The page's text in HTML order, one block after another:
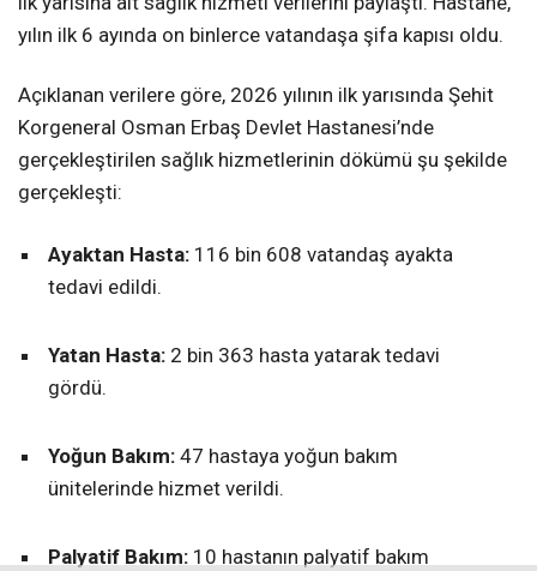
yılın ilk 6 ayında on binlerce vatandaşa şifa kapısı oldu.
Açıklanan verilere göre, 2026 yılının ilk yarısında Şehit
Korgeneral Osman Erbaş Devlet Hastanesi’nde
gerçekleştirilen sağlık hizmetlerinin dökümü şu şekilde
gerçekleşti:
Ayaktan Hasta: 116 bin 608 vatandaş ayakta
tedavi edildi.
Yatan Hasta: 2 bin 363 hasta yatarak tedavi
gördü.
Yoğun Bakım: 47 hastaya yoğun bakım
ünitelerinde hizmet verildi.
Palyatif Bakım: 10 hastanın palyatif bakım